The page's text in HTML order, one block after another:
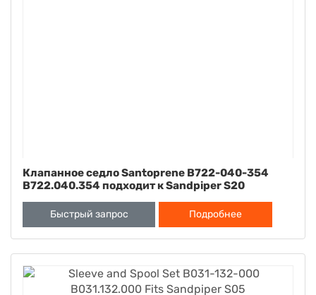
Клапанное седло Santoprene B722-040-354
B722.040.354 подходит к Sandpiper S20
Быстрый запрос Подробнее